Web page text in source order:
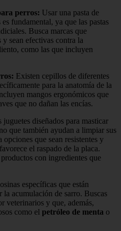
perros: Usar una pasta de
fundamental, ya que las pastas
Busca marcas que
sean efectivas contra la
como las que incluyen
: Existen cepillos de diferentes
para la anatomía de la
mangos ergonómicos que
que no dañan las encías.
juguetes diseñados para masticar
que también ayudan a limpiar sus
que sean resistentes y
el raspado de la placa.
con ingredientes que
específicas que están
la acumulación de sarro. Buscas
veterinarios y que, además,
como el petróleo de menta o